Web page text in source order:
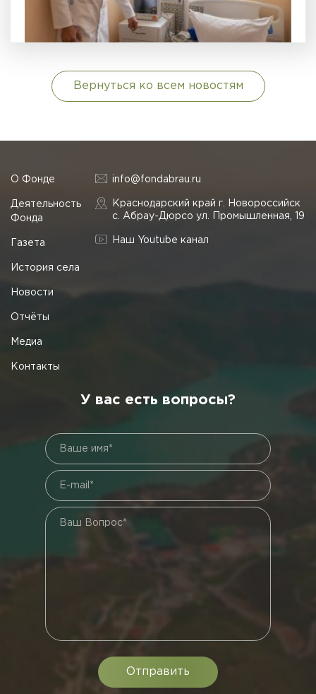
Вернуться ко всем новостям
О Фонде
Деятельность
Фонда
Газета
История села
Новости
Отчёты
Медиа
Контакты
info@fondabrau.ru
Краснодарский край г. Новороссийск
с. Абрау-Дюрсо ул. Промышленная, 19
Наш Youtube канал
У вас есть вопросы?
Ваше имя*
E-mail*
Ваш Вопрос*